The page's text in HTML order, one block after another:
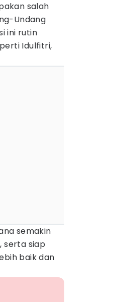
salah
Undang
ini rutin
Idulfitri,
semakin
serta siap
baik dan